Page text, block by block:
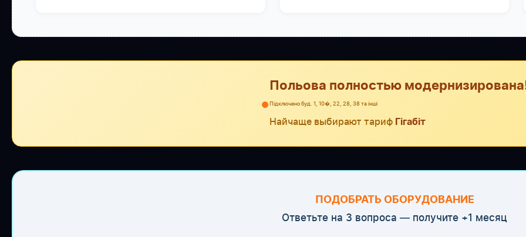
●
Польова полностью
Підключено буд. 1, 10�, 22, 28, 38 та інші
Найчаще выбирают тариф Гігабіт
ПОДОБРАТЬ ОБОРУДОВАНИЕ
Ответьте на 3 вопроса — получите +1 месяц